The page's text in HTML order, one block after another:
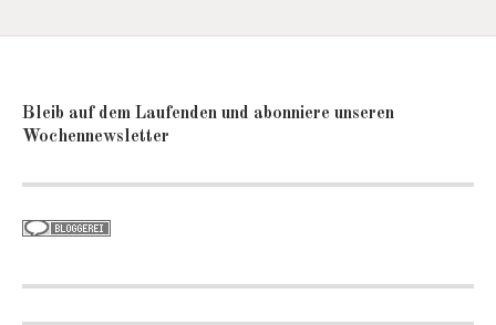
Bleib auf dem Laufenden und abonniere unseren
Wochennewsletter